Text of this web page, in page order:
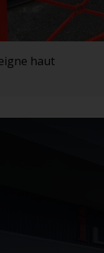
haut